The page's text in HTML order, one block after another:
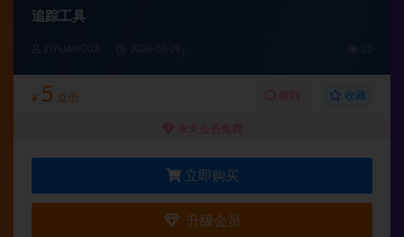
追踪工具
ZIYUANGUA
¥ 5 瓜币 签到 收藏
永久会员免费
立即购买
升级会员